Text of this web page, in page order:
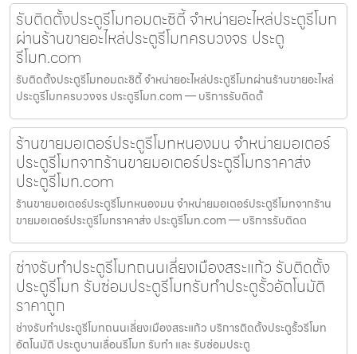
รับติดตั้งประตูรีโมทอมตะซิตี้ จำหน่ายอะไหล่ประตูรีโมท
ผ่านร้านขายอะไหล่ประตูรีโมทครบวงจร ประตู
รีโมท.com
รับติดตั้งประตูรีโมทอมตะซิตี้ จำหน่ายอะไหล่ประตูรีโมทผ่านร้านขายอะไหล่
ประตูรีโมทครบวงจร ประตูรีโมท.com — บริการรับติดตั้
ร้านขายมอเตอร์ประตูรีโมทหนองมน จำหน่ายมอเตอร์
ประตูรีโมทจากร้านขายมอเตอร์ประตูรีโมทราคาส่ง
ประตูรีโมท.com
ร้านขายมอเตอร์ประตูรีโมทหนองมน จำหน่ายมอเตอร์ประตูรีโมทจากร้าน
ขายมอเตอร์ประตูรีโมทราคาส่ง ประตูรีโมท.com — บริการรับติดต
ช่างรับทำประตูรีโมทถนนเลี่ยงเมืองสระแก้ว รับติดตั้ง
ประตูรีโมท รับซ่อมประตูรีโมทรับทำประตูรั้วอัตโนมัติ
ราคาถูก
ช่างรับทำประตูรีโมทถนนเลี่ยงเมืองสระแก้ว บริการติดตั้งประตูรั้วรีโมท
อัตโนมัติ ประตูบานเลื่อนรีโมท รับทำ และ รับซ่อมประตู